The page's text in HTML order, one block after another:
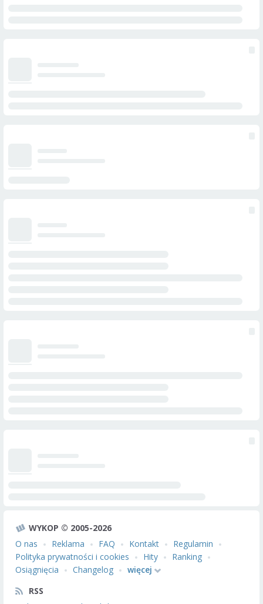
WYKOP © 2005-2026
O nas
Reklama FAQ Kontakt
Regulamin
Polityka prywatności i cookies
Hity
Ranking
Osiągnięcia
Changelog
więcej
RSS